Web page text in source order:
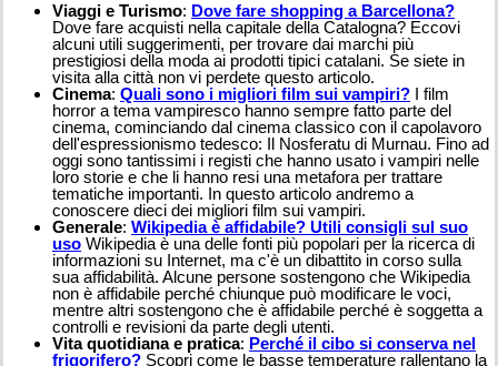
Viaggi e Turismo: Dove fare shopping a Barcellona?
Dove fare acquisti nella capitale della Catalogna? Eccovi
alcuni utili suggerimenti, per trovare dai marchi più
prestigiosi della moda ai prodotti tipici catalani. Se siete in
visita alla città non vi perdete questo articolo.
Cinema: Quali sono i migliori film sui vampiri? I film
horror a tema vampiresco hanno sempre fatto parte del
cinema, cominciando dal cinema classico con il capolavoro
dell'espressionismo tedesco: Il Nosferatu di Murnau. Fino ad
oggi sono tantissimi i registi che hanno usato i vampiri nelle
loro storie e che li hanno resi una metafora per trattare
tematiche importanti. In questo articolo andremo a
conoscere dieci dei migliori film sui vampiri.
Generale: Wikipedia è affidabile? Utili consigli sul suo
uso Wikipedia è una delle fonti più popolari per la ricerca di
informazioni su Internet, ma c'è un dibattito in corso sulla
sua affidabilità. Alcune persone sostengono che Wikipedia
non è affidabile perché chiunque può modificare le voci,
mentre altri sostengono che è affidabile perché è soggetta a
controlli e revisioni da parte degli utenti.
Vita quotidiana e pratica: Perché il cibo si conserva nel
frigorifero? Scopri come le basse temperature rallentano la